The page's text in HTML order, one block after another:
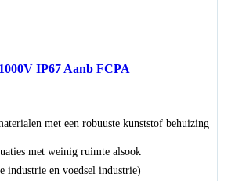
IP67 Aanb FCPA
met een robuuste kunststof behuizing
met weinig ruimte alsook
industrie en voedsel industrie)